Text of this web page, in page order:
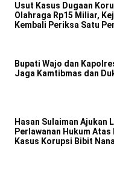
Usut Kasus Dugaan
Olahraga Rp15 Miliar,
Kembali Periksa Satu
Bupati Wajo dan
Jaga Kamtibmas dan
Hasan Sulaiman Ajukan
Perlawanan Hukum Atas
Kasus Korupsi Bibit